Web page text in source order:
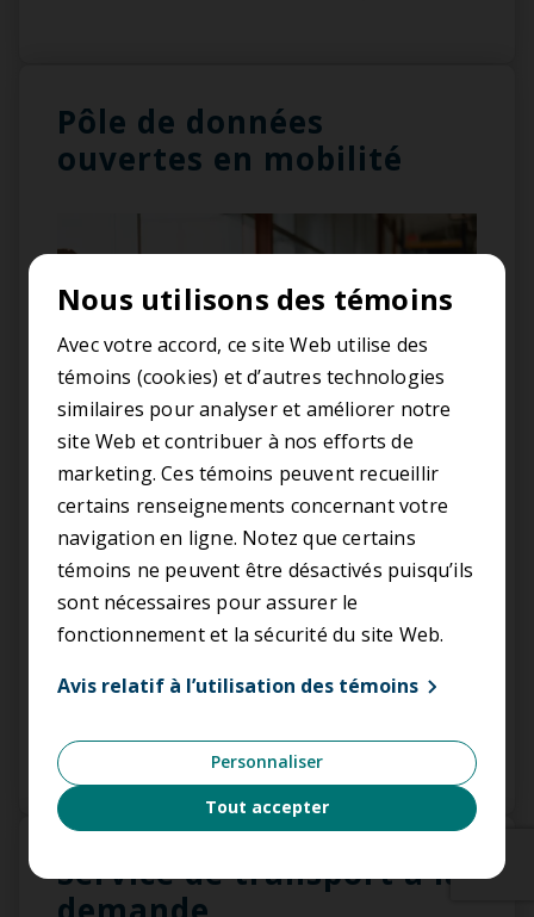
Nous utilisons des témoins
Avec votre accord, ce site Web utilise des
témoins (cookies) et d’autres technologies
similaires pour analyser et améliorer notre
site Web et contribuer à nos efforts de
marketing. Ces témoins peuvent recueillir
certains renseignements concernant votre
navigation en ligne. Notez que certains
témoins ne peuvent être désactivés puisqu’ils
sont nécessaires pour assurer le
fonctionnement et la sécurité du site Web.
Avis relatif à l’utilisation des témoins
Personnaliser
Tout accepter
Nécessaires (12)
Pôle de données
ouvertes en mobilité
L’ARTM lancera une plateforme publique pour
partager et mettre en valeur des données sur
le transport et l’occupation de l’espace public.
Toute personne pourra y consulter,
télécharger et réutiliser les ressources
de la mobilité dans la région métropolitaine.
Service de transport à la